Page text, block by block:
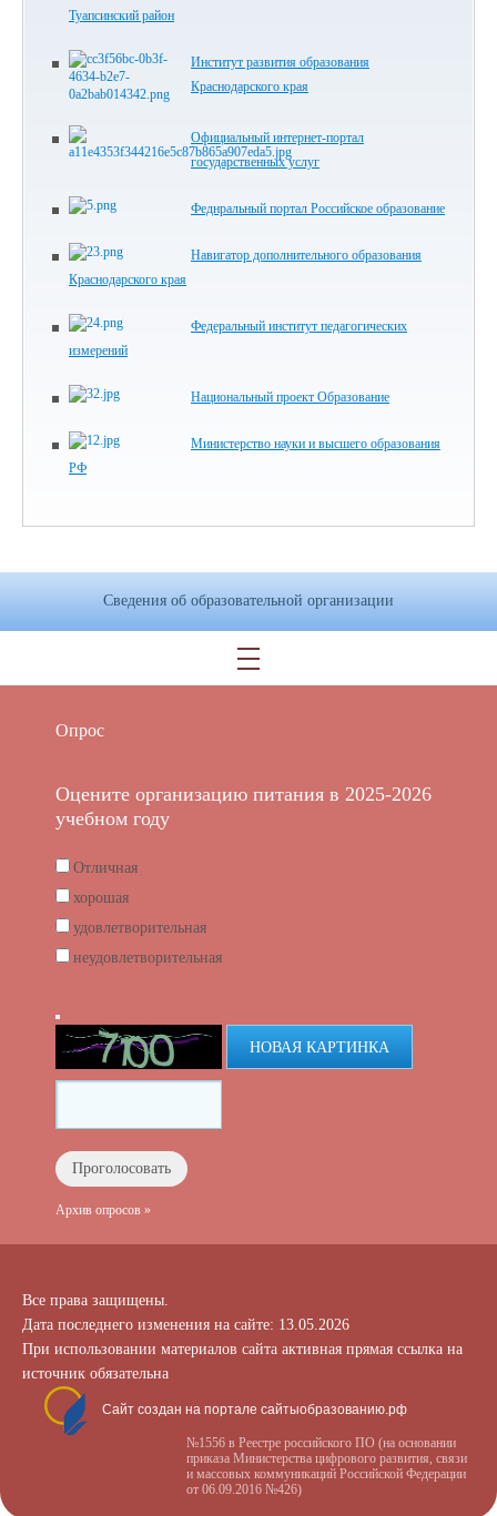
Туапсинский район
Институт развития образования
Краснодарского края
Официальный интернет-портал
государственных услуг
Феднральный портал Российское образование
Навигатор дополнительного образования
Краснодарского края
Федеральный институт педагогических
измерений
Национальный проект Образование
Министерство науки и высшего образования
РФ
Сведения об образовательной организации
Опрос
Оцените организацию питания в 2025-2026
учебном году
Отличная
хорошая
удовлетворительная
неудовлетворительная
НОВАЯ КАРТИНКА
Архив опросов »
Все права защищены.
Дата последнего изменения на сайте: 13.05.2026
При использовании материалов сайта активная прямая ссылка на
источник обязательна
Сайт создан на портале сайтыобразованию.рф
№1556 в Реестре российского ПО (на основании
приказа Министерства цифрового развития, связи
и массовых коммуникаций Российской Федерации
от 06.09.2016 №426)